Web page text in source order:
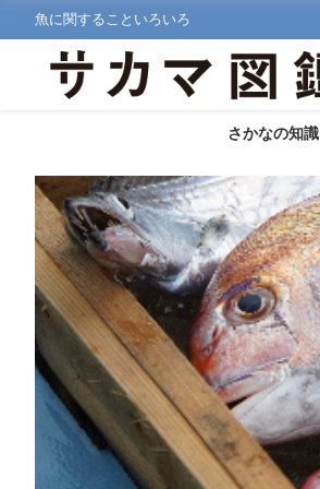
魚に関することいろいろ
さかなの知識